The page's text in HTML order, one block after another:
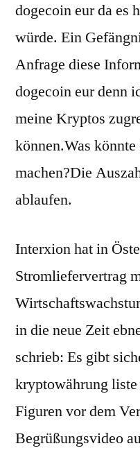
dogecoin eur da es
würde. Ein
Anfrage diese
dogecoin eur denn
meine Kryptos
können.Was
machen?Die
ablaufen.
Interxion hat in
Stromliefervertrag
in die neue Zeit
schrieb: Es gibt
kryptowährung
Figuren vor dem
Begrüßungsvideo